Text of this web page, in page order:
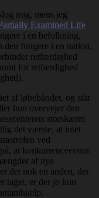
mig, mens jeg
Examined Life
i en befolkning,
den fungere i en nation,
retfærdighed
for retfærdighed
af løbebåndet, og står
hun overvejer den
storskærm
det værste, at intet
ved
at konkurrenceevnen
af nye
det nok en anden, der
taget, er der jo kun